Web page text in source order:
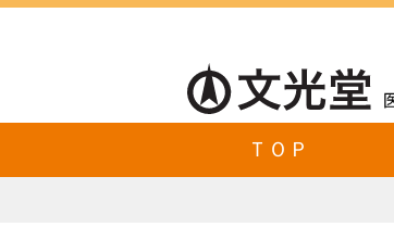
ＴＯＰ